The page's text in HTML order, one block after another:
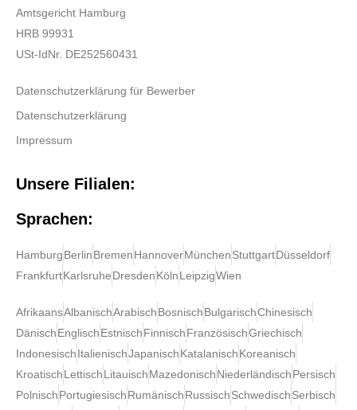
Amtsgericht Hamburg
HRB 99931
USt-IdNr. DE252560431
Datenschutzerklärung für Bewerber
Datenschutzerklärung
Impressum
Unsere Filialen:
Sprachen:
HamburgBerlinBremenHannoverMünchenStuttgartDüsseldorf
FrankfurtKarlsruheDresdenKölnLeipzigWien
AfrikaansAlbanischArabischBosnischBulgarischChinesisch
DänischEnglischEstnischFinnischFranzösischGriechisch
IndonesischItalienischJapanischKatalanischKoreanisch
KroatischLettischLitauischMazedonischNiederländischPersisch
PolnischPortugiesischRumänischRussischSchwedischSerbisch